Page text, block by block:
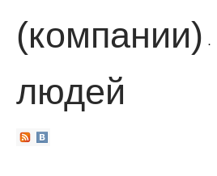
(компании)
·
людей